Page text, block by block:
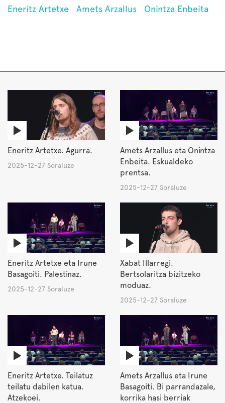
Eneritz Artetxe Amets Arzallus Onintza Enbeita
Eneritz Artetxe. Agurra.
2025-12-27 Soraluze
Amets Arzallus eta Onintza
Enbeita. Eskualdeko
prentsa.
2025-12-27 Soraluze
Eneritz Artetxe eta Irune
Basagoiti. Palestinaz.
2025-12-27 Soraluze
Xabat Illarregi.
Bertsolaritza bizitzeko
moduaz.
2025-12-27 Soraluze
Eneritz Artetxe. Teilatuz
teilatu dabilen katua.
Atzekoei.
Amets Arzallus eta Irune
Basagoiti. Bi parrandazale,
korrika hasi berriak